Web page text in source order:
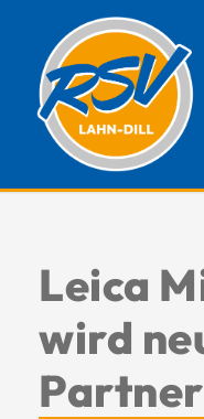
Leica
wird
Partner